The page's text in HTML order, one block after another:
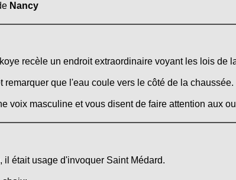
Nancy
recèle un endroit extraordinaire voyant les lois de
que l'eau coule vers le côté de la chaussée.
voix masculine et vous disent de faire attention aux
était usage d'invoquer Saint Médard.